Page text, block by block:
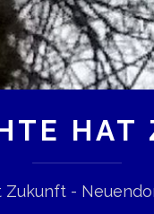
HAT
-